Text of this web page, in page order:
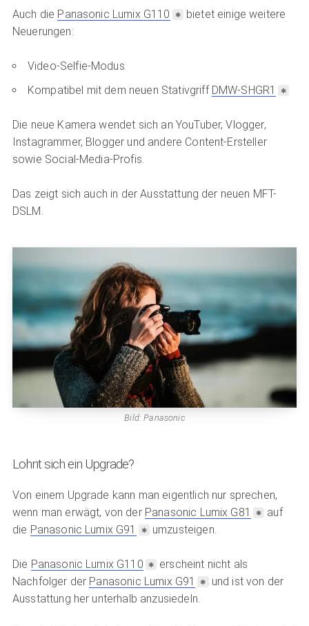
Auch die Panasonic Lumix G110
bietet einige weitere
Neuerungen:
Video-Selfie-Modus
Kompatibel mit dem neuen Stativgriff DMW-SHGR1
Die neue Kamera wendet sich an YouTuber, Vlogger,
Instagrammer, Blogger und andere Content-Ersteller
sowie Social-Media-Profis.
Das zeigt sich auch in der Ausstattung der neuen MFT-
DSLM.
Bild: Panasonic
Lohnt sich ein Upgrade?
Von einem Upgrade kann man eigentlich nur sprechen,
wenn man erwägt, von der Panasonic Lumix G81
auf
die Panasonic Lumix G91 umzusteigen.
Die Panasonic Lumix G110
erscheint nicht als
Nachfolger der Panasonic Lumix G91
und ist von der
Ausstattung her unterhalb anzusiedeln.